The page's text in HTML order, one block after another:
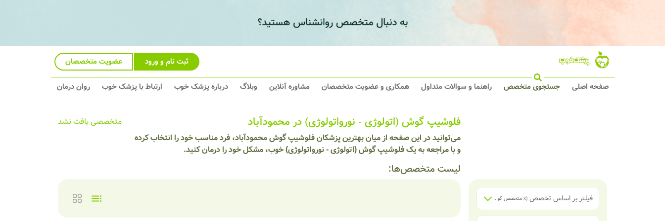
ثبت نام و ورود عضویت متخصصان
صفحه اصلی جستجوی متخصص راهنما و سوالات متداول همکاری و عضویت متخصصان مشاوره آنلاین وبلاگ درباره پزشک خوب ارتباط با پزشک خوب روان درمان
فلوشیپ گوش (اتولوژی - نورواتولوژی) در محمودآباد
می‌توانید در این صفحه از میان بهترین پزشکان فلوشیپ گوش محمودآباد، فرد مناسب خود را انتخاب کرده
و با مراجعه به یک فلوشیپ گوش (اتولوژی - نورواتولوژی) خوب، مشکل خود را درمان کنید.
لیست متخصص‌ها:
متخصصی یافت نشد
فیلتر بر اساس تخصص (x متخصص گوش، حلق و بینی (ENT)